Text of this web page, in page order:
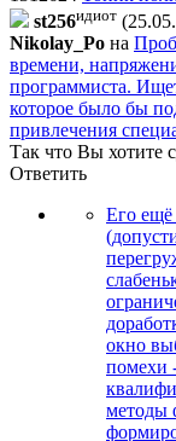
st256идиот
Nikolay_Po на
времени,
программиста.
которое было бы
привлечения
Так что Вы хотите
Ответить
Его ещё
окно
помехи
методы